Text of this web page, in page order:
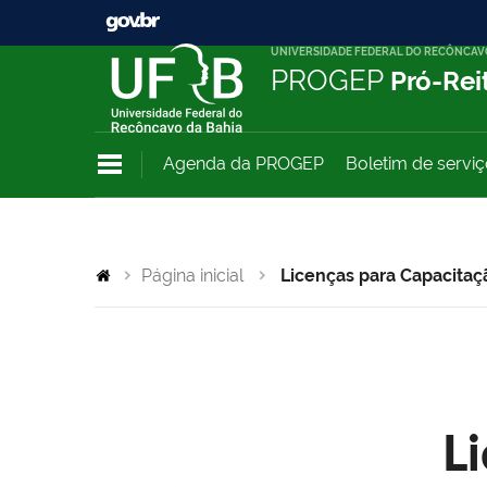
UNIVERSIDADE FEDERAL DO
PROGEP Pró-
Agenda da PROGEP Boletim de
Página inicial Licenças para